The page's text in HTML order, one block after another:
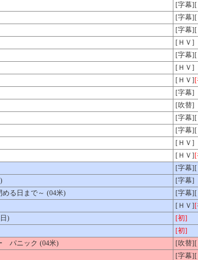
[字幕
[字幕][
[字幕][
[ＨＶ]
[字幕][
[ＨＶ]
[ＨＶ]
[字幕]
[吹替]
[字幕][
[字幕][
[ＨＶ]
[ＨＶ]
[字幕
[字幕]
る日まで～ (04米) [字幕
[ＨＶ]
)
[初]
[初]
パニック (04米)
[吹替][
[字幕